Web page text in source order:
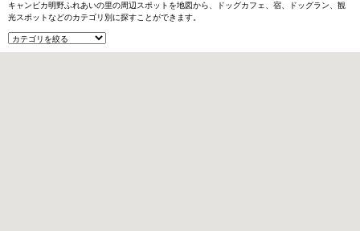
キャンピカ明野ふれあいの里の周辺スポットを地図から、ドッグカフェ、宿、ドッグラン、観
光スポットなどのカテゴリ別に探すことができます。